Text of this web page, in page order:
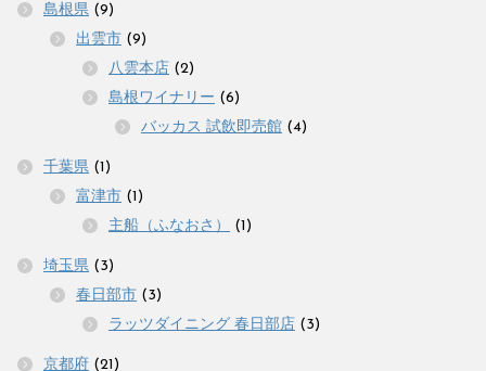
島根県 (9)
出雲市 (9)
八雲本店 (2)
島根ワイナリー (6)
バッカス 試飲即売館 (4)
千葉県 (1)
富津市 (1)
主船（ふなおさ）
(1)
埼玉県 (3)
春日部市 (3)
ラッツダイニング 春日部店 (3)
京都府 (21)